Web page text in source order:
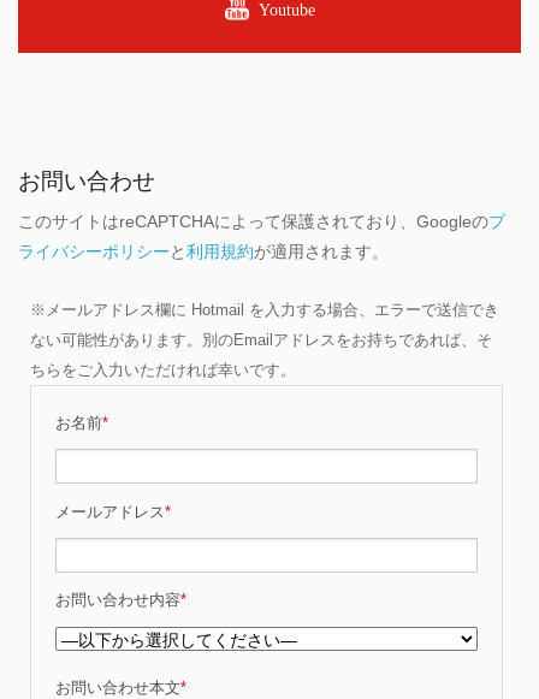
Youtube
お問い合わせ
このサイトはreCAPTCHAによって保護されており、Googleのプ
ライバシーポリシーと利用規約が適用されます。
※メールアドレス欄に Hotmail を入力する場合、エラーで送信でき
ない可能性があります。別のEmailアドレスをお持ちであれば、そ
ちらをご入力いただければ幸いです。
お名前*
メールアドレス*
お問い合わせ内容*
お問い合わせ本文*